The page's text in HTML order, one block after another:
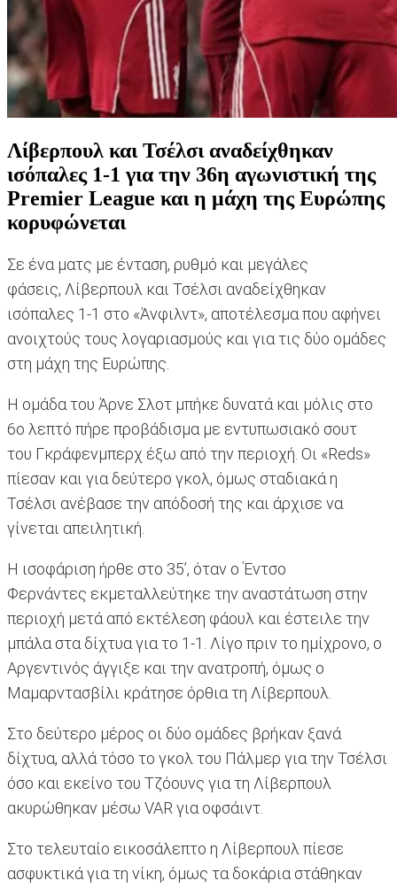
Λίβερπουλ και Τσέλσι αναδείχθηκαν
ισόπαλες 1-1 για την 36η αγωνιστική της
Premier League και η μάχη της Ευρώπης
κορυφώνεται
Σε ένα ματς με ένταση, ρυθμό και μεγάλες
φάσεις, Λίβερπουλ και Τσέλσι αναδείχθηκαν
ισόπαλες 1-1 στο «Άνφιλντ», αποτέλεσμα που αφήνει
ανοιχτούς τους λογαριασμούς και για τις δύο ομάδες
στη μάχη της Ευρώπης.
Η ομάδα του Άρνε Σλοτ μπήκε δυνατά και μόλις στο
6ο λεπτό πήρε προβάδισμα με εντυπωσιακό σουτ
του Γκράφενμπερχ έξω από την περιοχή. Οι «Reds»
πίεσαν και για δεύτερο γκολ, όμως σταδιακά η
Τσέλσι ανέβασε την απόδοσή της και άρχισε να
γίνεται απειλητική.
Η ισοφάριση ήρθε στο 35’, όταν ο Έντσο
Φερνάντες εκμεταλλεύτηκε την αναστάτωση στην
περιοχή μετά από εκτέλεση φάουλ και έστειλε την
μπάλα στα δίχτυα για το 1-1. Λίγο πριν το ημίχρονο, ο
Αργεντινός άγγιξε και την ανατροπή, όμως ο
Μαμαρντασβίλι κράτησε όρθια τη Λίβερπουλ.
Στο δεύτερο μέρος οι δύο ομάδες βρήκαν ξανά
δίχτυα, αλλά τόσο το γκολ του Πάλμερ για την Τσέλσι
όσο και εκείνο του Τζόουνς για τη Λίβερπουλ
ακυρώθηκαν μέσω VAR για οφσάιντ.
Στο τελευταίο εικοσάλεπτο η Λίβερπουλ πίεσε
ασφυκτικά για τη νίκη, όμως τα δοκάρια στάθηκαν